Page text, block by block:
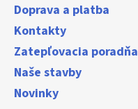
Doprava a platba
Kontakty
Zatepľovacia poradňa
Naše stavby
Novinky